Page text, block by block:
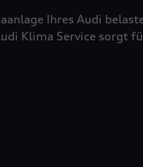
Ihres Audi
Klima Service sorgt